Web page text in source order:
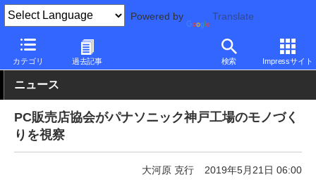
Powered by Translate
カテゴリ 過去記事 検索 Impressサイト
PC Watch 市場 動向
ニュース
PC販売店協会がパナソニック神戸工場のモノづく
りを視察
大河原 克行 2019年5月21日 06:00